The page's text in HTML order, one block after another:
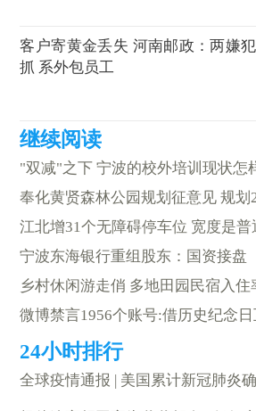
客户寄黄金丢失 河南邮政：两嫌
抓 系外包员工
"双减"之下 宁波的校外培训现状怎
奉化黄贤森林公园规划征意见 规划
江北增31个无障碍停车位 宽度是普
宁波东海银行重组股东：国资接盘
乡村休闲游走俏 多地田园民宿入住
微博禁言1956个账号:借历史纪念